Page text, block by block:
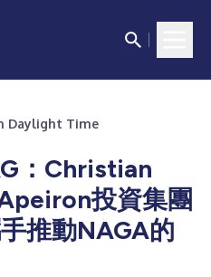
Daylight Time
：Christian
投資集團
推動NAGA的